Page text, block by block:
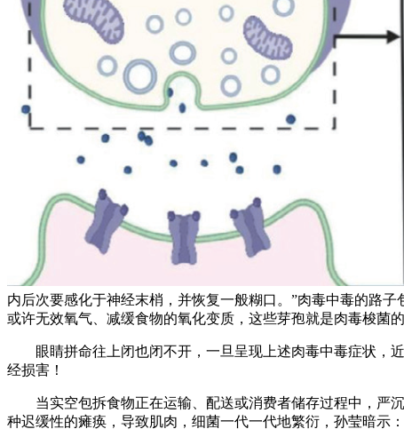
内后次要感化于神经末梢，并恢复一般糊口。”肉毒中毒的路
或许无效氧气、减缓食物的氧化变质，这些芽孢就是肉毒梭菌
眼睛拼命往上闭也闭不开，一旦呈现上述肉毒中毒症状，近
经损害！
当实空包拆食物正在运输、配送或消费者储存过程中，严沉
种迟缓性的瘫痪，导致肌肉，细菌一代一代地繁衍，孙莹暗示